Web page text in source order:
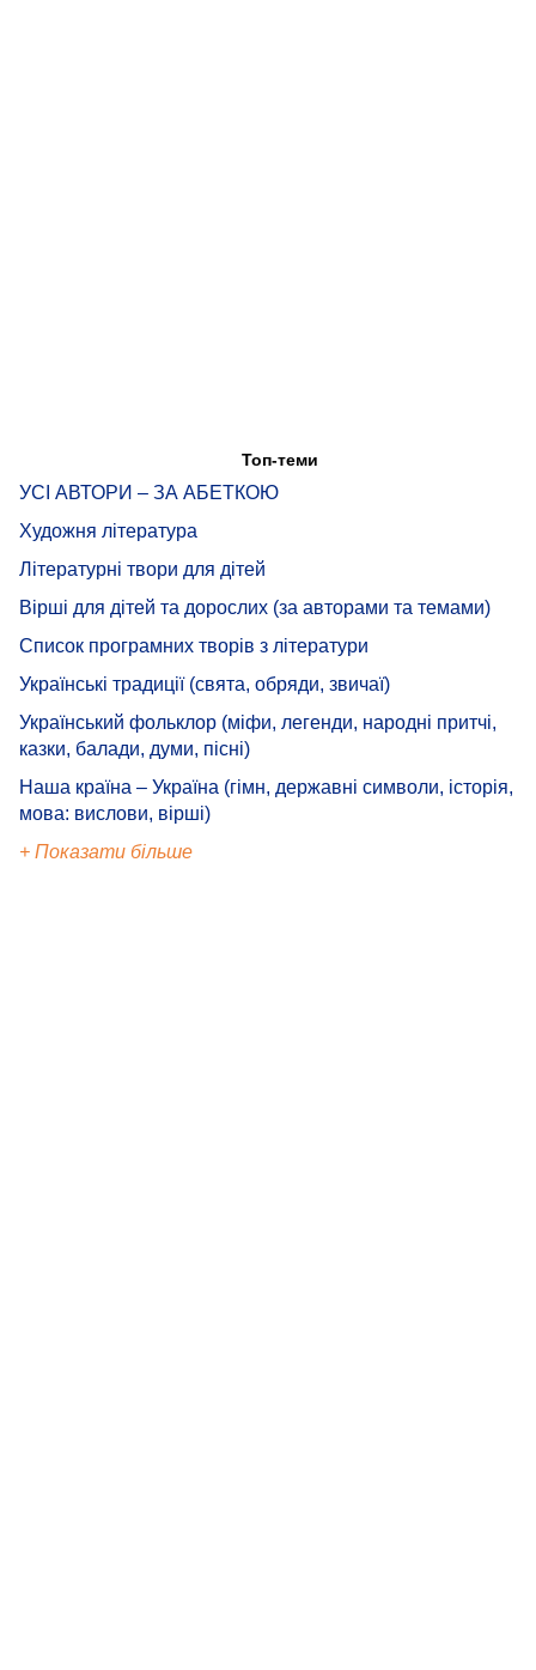
Топ-теми
УСІ АВТОРИ – ЗА АБЕТКОЮ
Художня література
Літературні твори для дітей
Вірші для дітей та дорослих (за авторами та темами)
Список програмних творів з літератури
Українські традиції (свята, обряди, звичаї)
Український фольклор (міфи, легенди, народні притчі,
казки, балади, думи, пісні)
Наша країна – Україна (гімн, державні символи, історія,
мова: вислови, вірші)
+ Показати більше